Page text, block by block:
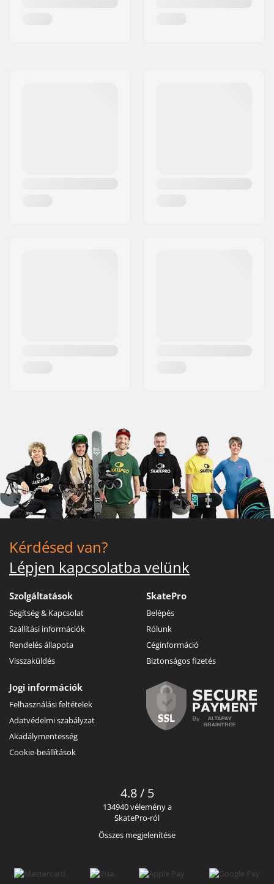
Kérdésed van?
Lépjen kapcsolatba velünk
Szolgáltatások
Segítség & Kapcsolat
Szállítási információk
Rendelés állapota
Visszaküldés
SkatePro
Belépés
Rólunk
Céginformáció
Biztonságos fizetés
Jogi információk
Felhasználási feltételek
Adatvédelmi szabályzat
Akadálymentesség
Cookie-beállítások
4.8 / 5
134940 vélemény a
SkatePro-ról
Összes megjelenítése